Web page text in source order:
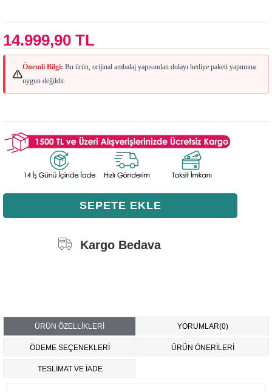
14.999,90 TL
Önemli Bilgi: Bu ürün, orijinal ambalaj yapısından dolayı hediye paketi yapımına
uygun değildir.
Kargo Bedava
ÜRÜN ÖZELLIKLERI YORUMLAR(0)
ÖDEME SEÇENEKLERI ÜRÜN ÖNERILERI
TESLİMAT VE İADE